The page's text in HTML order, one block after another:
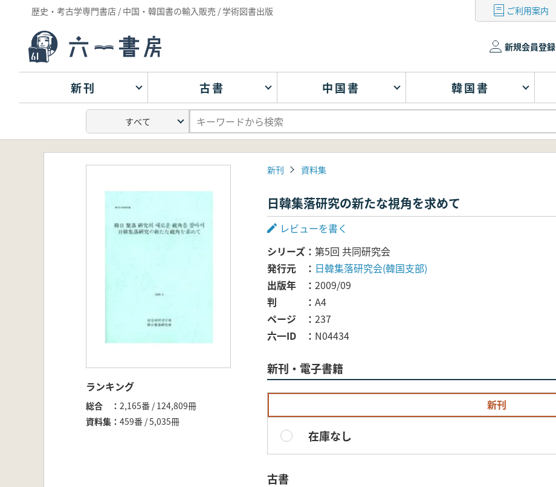
歴史・考古学専門書店 / 中国・韓国書の輸入販売 / 学術図書出版 ご利用案内
新規会員登録
新刊 古書 中国書 韓国書
ランキング
総合
2,165番 / 124,809冊
資料集
459番 / 5,035冊
新刊 資料集
日韓集落研究の新たな視角を求めて
レビューを書く
シリーズ
第5回 共同研究会
発行元
日韓集落研究会(韓国支部)
出版年
2009/09
判
A4
ページ
237
六一ID
N04434
新刊・電子書籍
新刊
在庫なし
古書